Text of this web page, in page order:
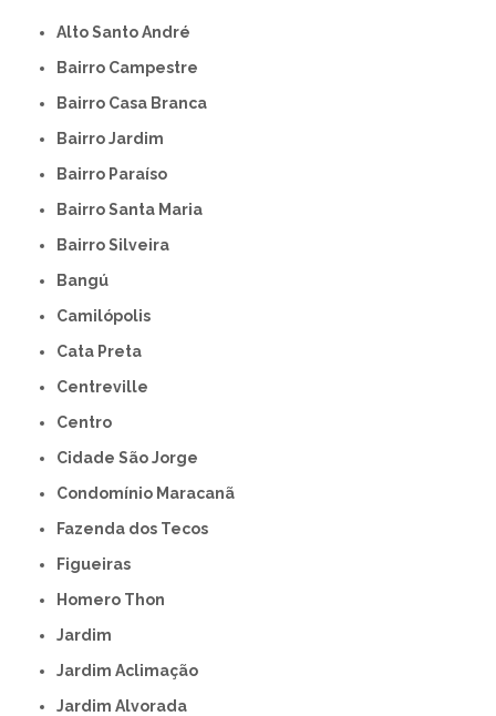
Alto Santo André
Bairro Campestre
Bairro Casa Branca
Bairro Jardim
Bairro Paraíso
Bairro Santa Maria
Bairro Silveira
Bangú
Camilópolis
Cata Preta
Centreville
Centro
Cidade São Jorge
Condomínio Maracanã
Fazenda dos Tecos
Figueiras
Homero Thon
Jardim
Jardim Aclimação
Jardim Alvorada